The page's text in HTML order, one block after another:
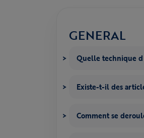
GENERAL
Quelle technique
Existe-t-il des
Comment se